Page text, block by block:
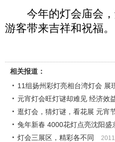
今年的灯会庙会，
游客带来吉祥和祝福。
相关报道：
11组扬州彩灯亮相台湾灯会 展
元宵灯会旺灯谜却难见 经济效
逛灯会，猜灯谜，看花展 元宵
兔年新春 4000花灯点亮沈阳盛
灯会三展区，精彩各不同